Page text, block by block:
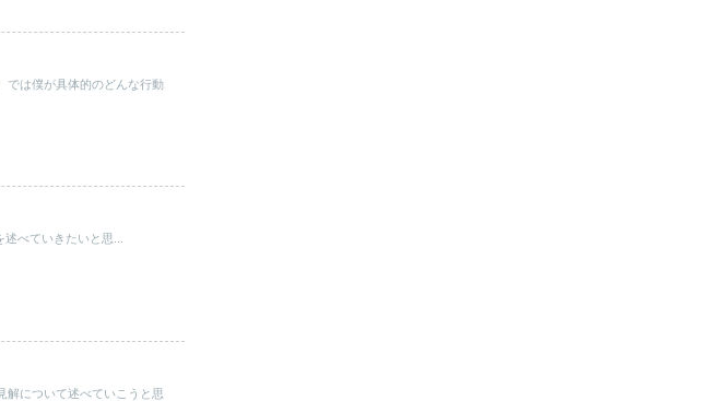
では僕が具体的のどんな行動
べていきたいと思...
解について述べていこうと思